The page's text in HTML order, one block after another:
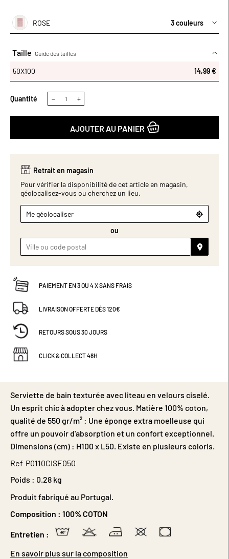
ROSE 3 couleurs
Taille Guide des tailles
50X100 14,99 €
Quantité − +
AJOUTER AU PANIER
Retrait en magasin
Pour vérifier la disponibilité de cet article en magasin,
géolocalisez-vous ou cherchez un lieu.
Me géolocaliser
ou
PAIEMENT EN 3 OU 4 X SANS FRAIS
LIVRAISON OFFERTE DÈS 120€
RETOURS SOUS 30 JOURS
CLICK & COLLECT 48H
Serviette de bain texturée avec liteau en velours ciselé.
Un esprit chic à adopter chez vous. Matière 100% coton,
qualité de 550 gr/m² : Une éponge extra moelleuse qui
offre un pouvoir d'absorption et un confort exceptionnel.
Dimensions (cm) : H100 x L50. Existe en plusieurs coloris.
Ref P0110CISE050
Poids : 0.28 kg
Produit fabriqué au Portugal.
Composition : 100% COTON
Entretien :
En savoir plus sur la composition